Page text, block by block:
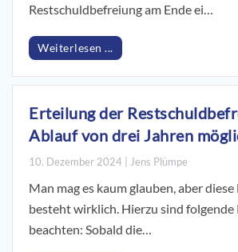
Restschuldbefreiung am Ende ei…
Weiterlesen ...
Erteilung der
Ablauf von drei Jahren
10. Dezember 2024 | Jens Plümpe
Man mag es kaum glauben, aber
besteht wirklich. Hierzu sind folgende
beachten: Sobald die…